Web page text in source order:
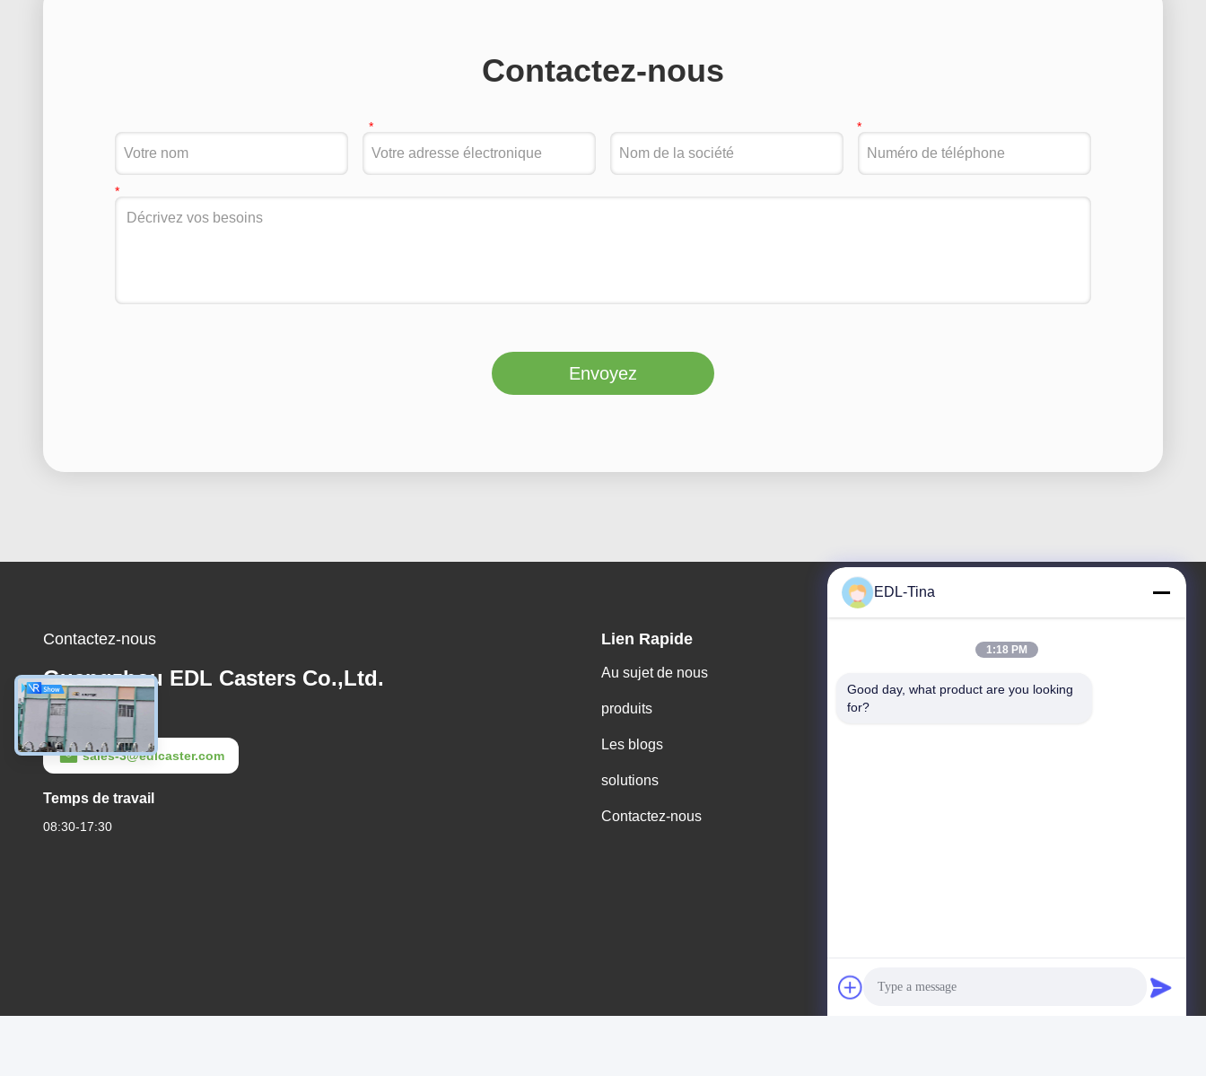
Contactez-nous
Envoyez
Contactez-nous
Guangzhou EDL Casters Co.,Ltd.
E-mail
sales-3@edlcaster.com
Temps de travail
08:30-17:30
Lien Rapide
Au sujet de nous
produits
Les blogs
solutions
Contactez-nous
Chambre 1003, le port international des talents de
EDL-Tina
1:18 PM
Good day, what product are you looking
for?